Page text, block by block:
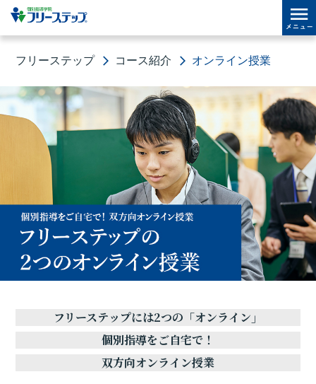
フリーステップ コース紹介 オンライン授業
フリーステップには2つの「オンライン」
個別指導をご自宅で！
双方向オンライン授業